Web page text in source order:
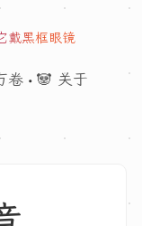
戴黑框眼镜
卷 •🐼 关于